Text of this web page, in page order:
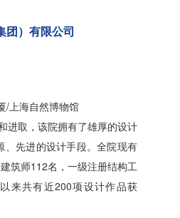
团）有限公司
/上海自然博物馆
进取，该院拥有了雄厚的设计
、先进的设计手段。全院现有
筑师112名，一级注册结构工
来共有近200项设计作品获